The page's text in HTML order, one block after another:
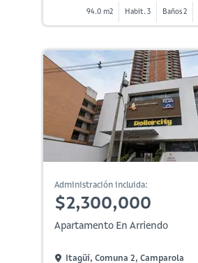
94.0 m2 Habit. 3 Baños 2
Administración incluida:
$2,300,000
Apartamento En Arriendo
Itagüí, Comuna 2, Camparola